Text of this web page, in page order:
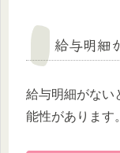
給与明細
給与明細がない
能性があります。